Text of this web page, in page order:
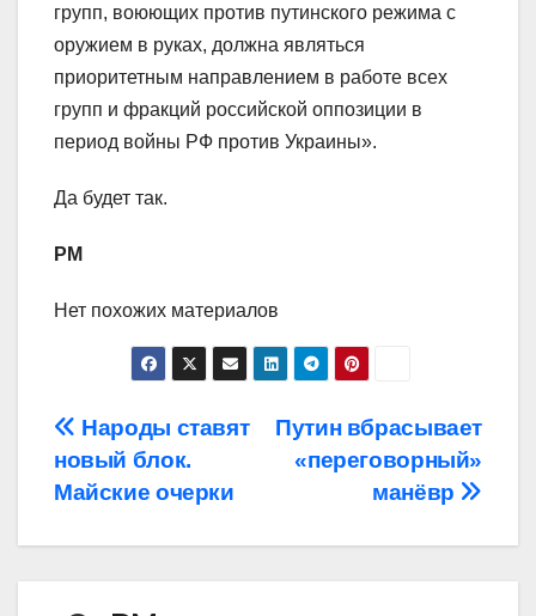
групп, воюющих против путинского режима с
оружием в руках, должна являться
приоритетным направлением в работе всех
групп и фракций российской оппозиции в
период войны РФ против Украины».
Да будет так.
РМ
Нет похожих материалов
Навигация
по
записям
Путин вбрасывает
«переговорный»
манёвр
Народы ставят
новый блок.
Майские очерки